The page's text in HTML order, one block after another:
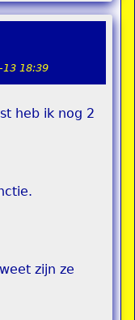
13 18:39
heb ik nog 2
zijn ze